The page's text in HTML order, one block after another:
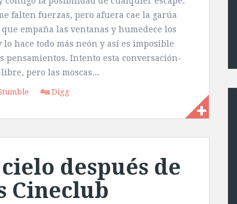
falten fuerzas, pero afuera cae la garúa
empaña las ventanas y humedece los
lo hace todo más neón y así es imposible
pensamientos. Intento esta conversación-
pero las moscas...
Digg
después de
Cineclub